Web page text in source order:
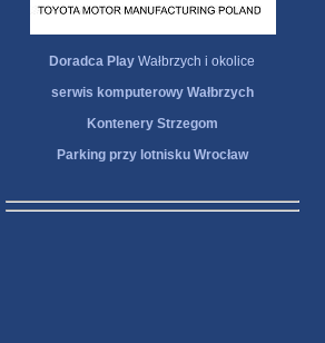
Doradca Play Wałbrzych i okolice
serwis komputerowy Wałbrzych
Kontenery Strzegom
Parking przy lotnisku Wrocław